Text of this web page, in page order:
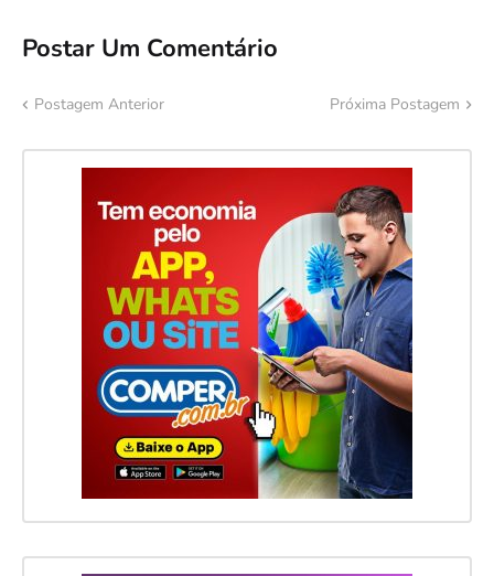
Postar Um Comentário
Postagem Anterior Próxima Postagem